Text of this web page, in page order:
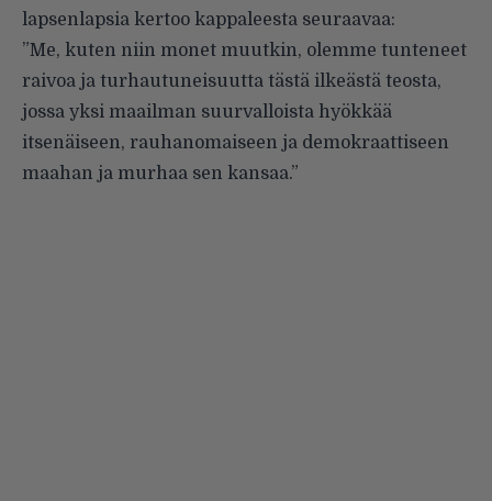
lapsenlapsia kertoo kappaleesta seuraavaa:
”Me, kuten niin monet muutkin, olemme tunteneet
raivoa ja turhautuneisuutta tästä ilkeästä teosta,
jossa yksi maailman suurvalloista hyökkää
itsenäiseen, rauhanomaiseen ja demokraattiseen
maahan ja murhaa sen kansaa.”